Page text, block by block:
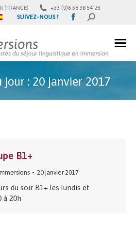
(FRANCE)
+33 (0)6 58 38 54 28
SUIVEZ-NOUS !
Facebook
new
window
SEARCH:
jour : 20 janvier 2017
B1+
20 janvier 2017
du soir B1+ les lundis et
à 20h